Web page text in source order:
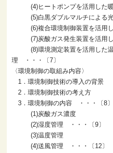
(4)ヒートポンプを活用した暖
(5)白黒ダブルマルチによる光
(6)複合環境制御装置を活用し
(7)炭酸ガス発生装置を活用し
(8)環境測定装置を活用した温
理 ・・・〔7〕
〈環境制御の取組み内容〉
1．環境制御技術の導入の背景
2．環境制御技術の考え方
3．環境制御の内容 ・・・〔8〕
(1)炭酸ガス濃度
(2)湿度管理 ・・・〔9〕
(3)温度管理
(4)送風管理 ・・・〔12〕